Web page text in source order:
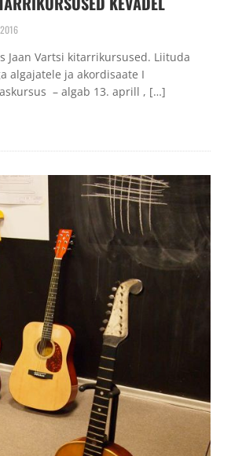
Jaan Vartsi kitarrikursused. Liituda
algajatele ja akordisaate I
– algab 13. aprill , […]